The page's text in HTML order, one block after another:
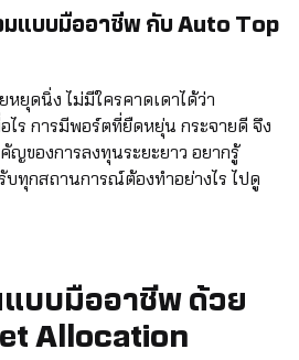
แบบมืออาชีพ กับ Auto Top
หยุดนิ่ง ไม่มีใครคาดเดาได้ว่า
ไร การมีพอร์ตที่ยืดหยุ่น กระจายดี จึง
ของการลงทุนระยะยาว อยากรู้
ทุกสถานการณ์ต้องทำอย่างไร ไปดู
บบมืออาชีพ ด้วย
Allocation